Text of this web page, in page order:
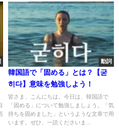
動詞
韓国語で「固める」とは？【굳
히다】意味を勉強しよう！
皆さま、こんにちは。今日は、韓国語で
「固める」について勉強しましょう。「気
持ちを固めました」というような文章で用
います。ぜひ、一読くださいま...